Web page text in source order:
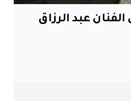
الفنان عبد الرزاق